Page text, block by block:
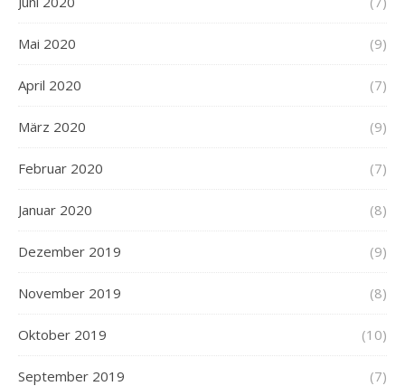
Mai 2020 (9)
April 2020 (7)
März 2020 (9)
Februar 2020 (7)
Januar 2020 (8)
Dezember 2019 (9)
November 2019 (8)
Oktober 2019 (10)
September 2019 (7)